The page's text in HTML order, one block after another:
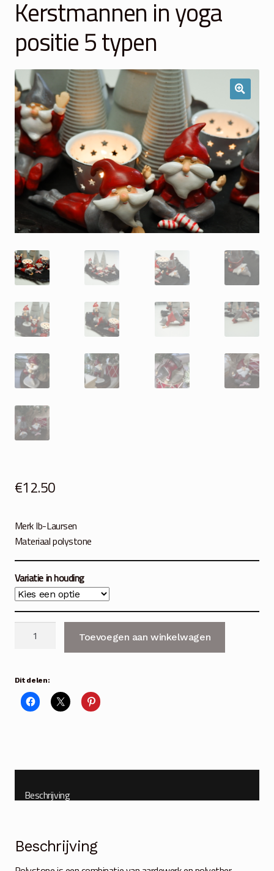
Winkelmand
Over Ons
Veelgestelde vragen
Contact
Kerstmannen in yoga
positie 5 typen
€12.50
Merk Ib-Laursen
Materiaal polystone
Variatie in houding
positie
typen
Toevoegen aan winkelwagen
Dit delen:
Beschrijving
Beschrijving